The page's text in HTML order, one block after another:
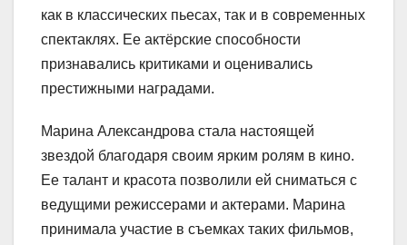
как в классических пьесах, так и в современных
спектаклях. Ее актёрские способности
признавались критиками и оценивались
престижными наградами.
Марина Александрова стала настоящей
звездой благодаря своим ярким ролям в кино.
Ее талант и красота позволили ей сниматься с
ведущими режиссерами и актерами. Марина
принимала участие в съемках таких фильмов,